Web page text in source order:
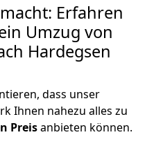
Erfahren
Umzug von
Hardegsen
dass unser
Ihnen nahezu alles zu
Preisanbieten können.